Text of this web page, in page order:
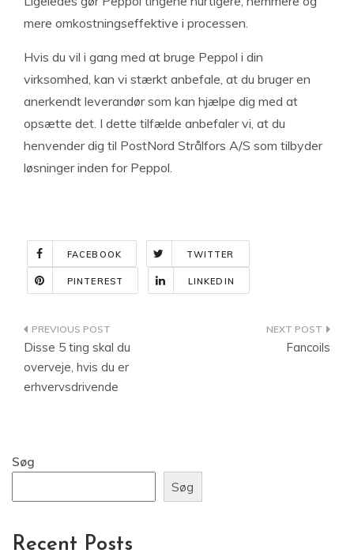
mere omkostningseffektive i processen.
Hvis du vil i gang med at bruge Peppol i din
virksomhed, kan vi stærkt anbefale, at du bruger en
anerkendt leverandør som kan hjælpe dig med at
opsætte det. I dette tilfælde anbefaler vi, at du
henvender dig til PostNord Strålfors A/S som tilbyder
løsninger inden for Peppol.
FACEBOOK TWITTER
PINTEREST LINKEDIN
Indlægsnavigation
Disse 5 ting skal du
overveje, hvis du er
erhvervsdrivende
Fancoils
Søg
Søg
Recent Posts